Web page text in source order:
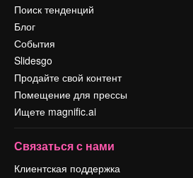
Поиск тенденций
Блог
События
Slidesgo
Продайте свой контент
Помещение для прессы
Ищете magnific.ai
Связаться с нами
Клиентская поддержка